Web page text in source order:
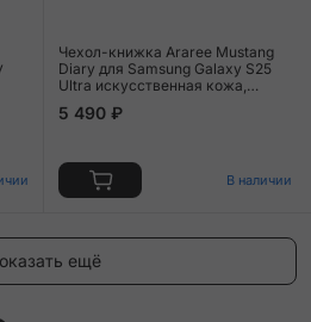
Чехол-книжка Araree Mustang
Diary для Samsung Galaxy S25
Ultra искусственная кожа,
5 490 ₽
В наличии
ещё